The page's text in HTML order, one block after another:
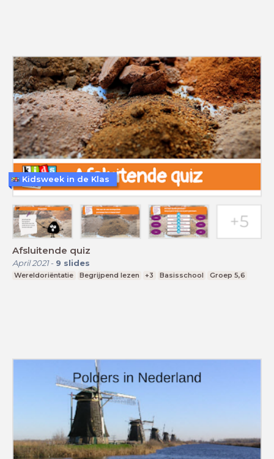
Afsluitende quiz
April 2021- 9 slides
Wereldoriëntatie Begrijpend lezen +3 Basisschool Groep 5,6
Kidsweek in de Klas